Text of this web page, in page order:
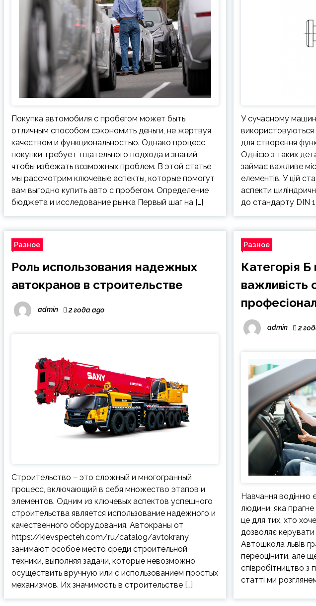
Покупка автомобиля с пробегом может быть
отличным способом сэкономить деньги, не жертвуя
качеством и функциональностью. Однако процесс
покупки требует тщательного подхода и знаний,
чтобы избежать возможных проблем. В этой статье
мы рассмотрим ключевые аспекты, которые помогут
вам выгодно купить авто с пробегом. Определение
бюджета и исследование рынка Первый шаг на […]
У сучасному
використовуються
для створення
Однією з таких
займає важливе
елементів. У цій
аспекти
до стандарту DIN
Разное
Роль использования надежных
автокранов в строительстве
admin 2 года ago
Строительство – это сложный и многогранный
процесс, включающий в себя множество этапов и
элементов. Одним из ключевых аспектов успешного
строительства является использование надежного и
качественного оборудования. Автокраны от
https://kievspecteh.com/ru/catalog/avtokrany
занимают особое место среди строительной
техники, выполняя задачи, которые невозможно
осуществить вручную или с использованием простых
механизмов. Их значимость в строительстве […]
Разное
Категорія Б
важливість
admin 2
Навчання водінню
людини, яка
це для тих, хто
дозволяє
Автошкола львів
переоцінити, але
співробітництво з
статті ми